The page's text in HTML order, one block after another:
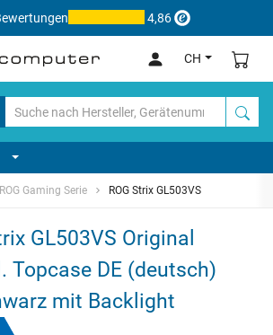
4,86
CH
ROG Gaming Serie ROG Strix GL503VS
GL503VS Original
Topcase DE (deutsch)
mit Backlight